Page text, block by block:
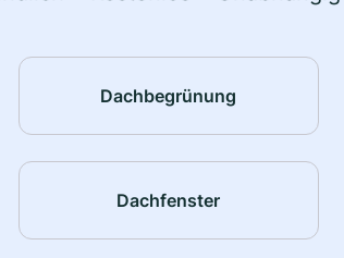
Dachbegrünung
Dachfenster